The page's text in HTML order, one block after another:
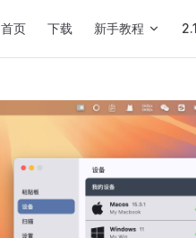
首页 下载 新手教程